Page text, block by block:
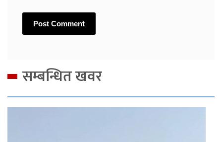
सम्बन्धित खवर